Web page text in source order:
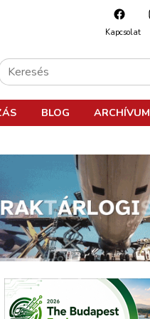
Kapcsolat
BLOG ARCHÍVUM